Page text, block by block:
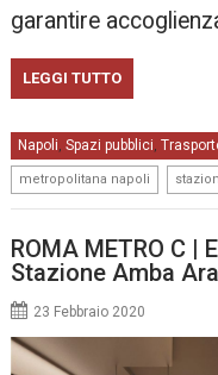
garantire
LEGGI TUTTO
Napoli,Spazi pubblici,
metropolitana napoli
ROMA METRO C |
Stazione Amba
23 Febbraio 2020